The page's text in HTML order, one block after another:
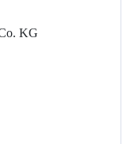
KG